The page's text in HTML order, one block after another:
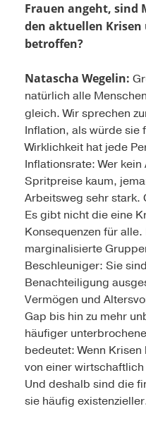
Frauen angeht, sind
den aktuellen Krisen
betroffen?
Natascha Wegelin:
natürlich alle
gleich. Wir sprechen
Inflation, als würde sie
Wirklichkeit hat jede
Inflationsrate: Wer
Spritpreise kaum,
Arbeitsweg sehr stark.
Es gibt nicht die eine
Konsequenzen für
marginalisierte
Beschleuniger: Sie
Benachteiligung
Vermögen und
Gap bis hin zu mehr
häufiger
bedeutet: Wenn
von einer
Und deshalb sind die
sie häufig